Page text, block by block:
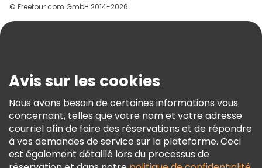
Aide
Conditions Générales Et Mentions Légales
Politique En Matière De Cookies
Freetour Prix
Programme De Fidélité
© Freetour.com GmbH 2014-2026
Avis sur les cookies
Nous avons besoin de certaines informations vous
concernant, telles que votre nom et votre adresse
courriel afin de faire des réservations et de répondre
à vos demandes de service sur la plateforme. Ceci
est également détaillé lors du processus de